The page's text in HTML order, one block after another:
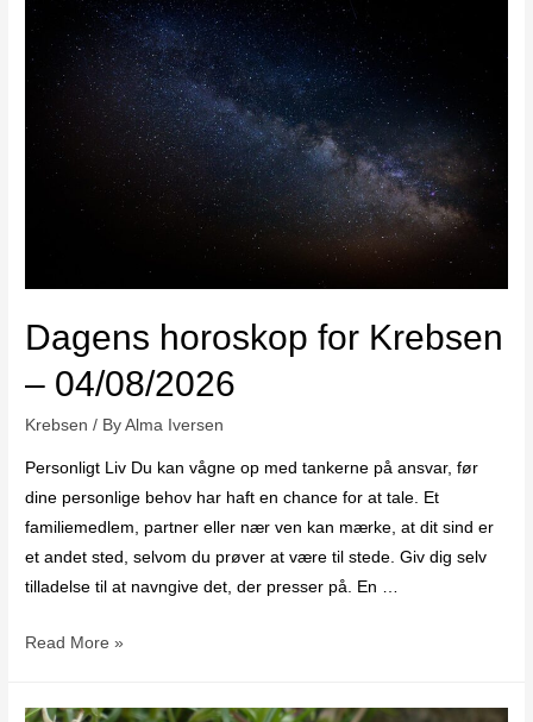
Dagens horoskop for Krebsen
– 04/08/2026
Krebsen / ByAlma Iversen
Personligt Liv Du kan vågne op med tankerne på ansvar, før
dine personlige behov har haft en chance for at tale. Et
familiemedlem, partner eller nær ven kan mærke, at dit sind er
et andet sted, selvom du prøver at være til stede. Giv dig selv
tilladelse til at navngive det, der presser på. En …
Read More »